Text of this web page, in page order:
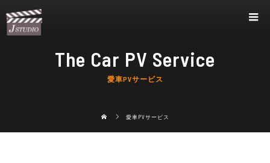
The Car PV Service
愛車PVサービス
愛車PVサービス